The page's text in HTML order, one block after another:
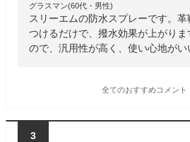
グラスマン(60代・男性)
スリーエムの防水スプレーです。
つけるだけで、撥水効果が上がり
ので、汎用性が高く、使い心地がい
全てのおすすめコメント
3